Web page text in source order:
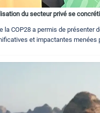
du secteur privé se
la COP28 a permis de présenter
et impactantes menées